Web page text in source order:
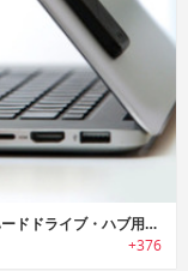
DriveSlide｜ノートPCモニター背面に取付けるハードドライブ・ハブ用アタッチメント「ダイブスライド」
+376